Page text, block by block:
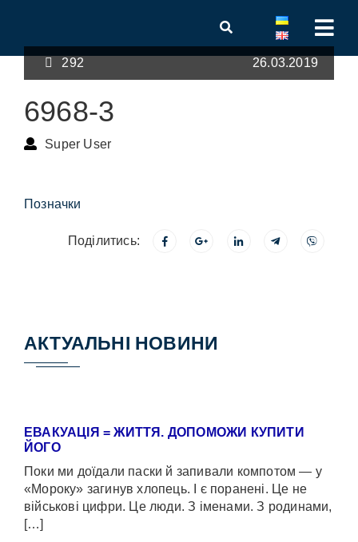
292 26.03.2019
6968-3
Super User
Позначки
Поділитись:
АКТУАЛЬНІ НОВИНИ
ЕВАКУАЦІЯ = ЖИТТЯ. ДОПОМОЖИ КУПИТИ
ЙОГО
Поки ми доїдали паски й запивали компотом — у
«Мороку» загинув хлопець. І є поранені. Це не
військові цифри. Це люди. З іменами. З родинами,
[…]